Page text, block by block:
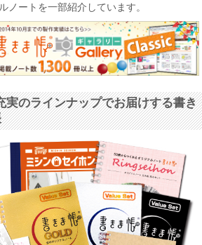
ノートを一部紹介しています。
実のラインナップでお届けする書き